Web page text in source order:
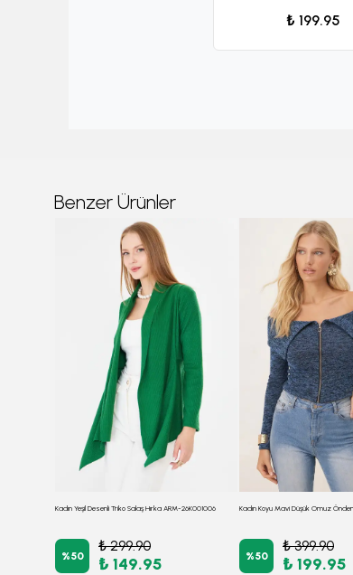
₺ 199.95
Benzer Ürünler
Kadın Yeşil Desenli Triko Salaş Hırka ARM-26K001006
%50
₺ 299.90
₺ 149.95 %50
₺ 399.90
₺ 199.95